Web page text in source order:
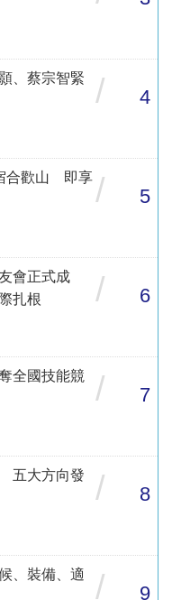
、蔡宗智緊
/ 4
合歡山 即享 / 5
會正式成
扎根
/ 6
全國技能競
/ 7
五大方向發
/ 8
、裝備、適
/ 9